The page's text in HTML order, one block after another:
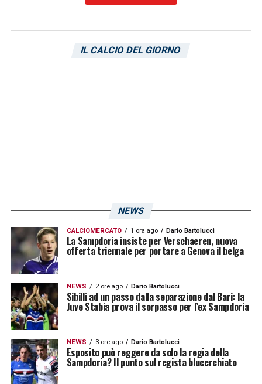
Sosta che, però, porterà via più di qualche
Nonostante le tante cessioni estive –
arrivate in sede ad ottobre 2016 per
rendersene conto.
Quest’anno le chiamate hanno interessato,
fra Nazionali maggiori e giovanili,
giocatori
Krapikas(Lituania U19),Bonazzoli
(Italia U20),LinettyeBereszynski (Polonia),
Zapata(Colombia),
U21) eKownacki(Polonia U21). Moltissimi
giovani dunque – 5 su 7 convocati da
IL CALCIO DEL GIORNO
NEWS
CALCIOMERCATO 1 ora ago Dario Bartolucci
La Sampdoria insiste per Verschaeren, nuova
offerta triennale per portare a Genova il belga
NEWS 2 ore ago Dario Bartolucci
Sibilli ad un passo dalla separazione dal Bari: la
Juve Stabia prova il sorpasso per l’ex Sampdoria
NEWS 3 ore ago Dario Bartolucci
Esposito può reggere da solo la regia della
Sampdoria? Il punto sul regista blucerchiato